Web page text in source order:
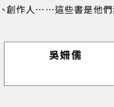
、創作人⋯⋯這些書是他
吳姍儒